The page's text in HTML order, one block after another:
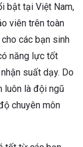
bật tại Việt Nam,
viên trên toàn
các bạn sinh
năng lực tốt
suất dạy. Do
luôn là đội ngũ
chuyên môn